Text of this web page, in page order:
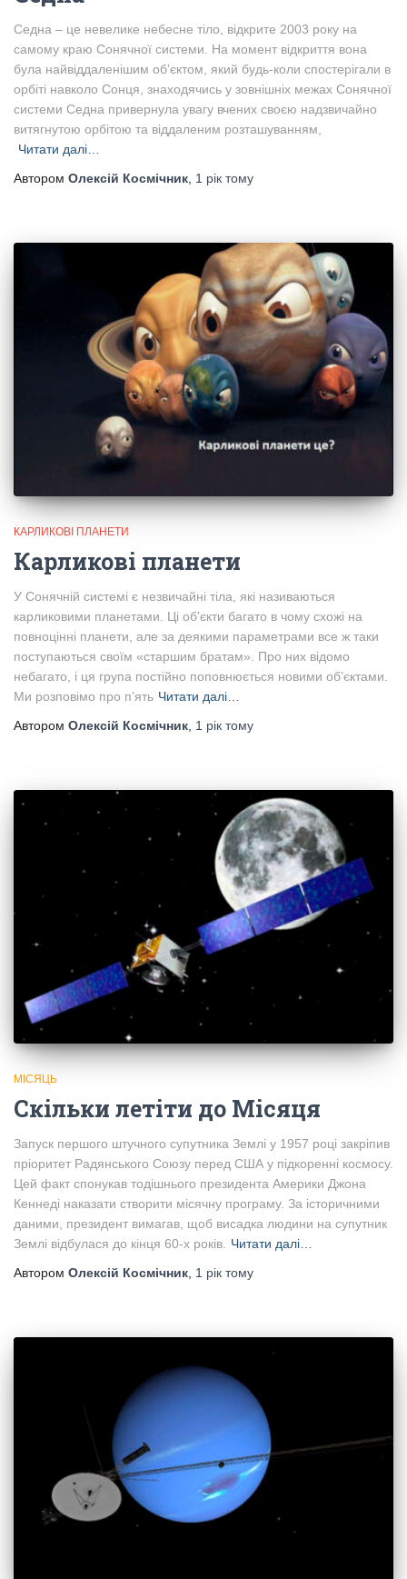
Седна – це невелике небесне тіло, відкрите 2003 року на
самому краю Сонячної системи​. На момент відкриття вона
була найвіддаленішим об’єктом, який будь-коли спостерігали в
орбіті навколо Сонця, знаходячись у зовнішніх межах Сонячної
системи​ Седна привернула увагу вчених своєю надзвичайно
витягнутою орбітою та віддаленим розташуванням,
Читати далі…
Автором Олексій Космічник, 1 рік тому
КАРЛИКОВІ ПЛАНЕТИ
Карликові планети
У Сонячній системі є незвичайні тіла, які називаються
карликовими планетами. Ці об’єкти багато в чому схожі на
повноцінні планети, але за деякими параметрами все ж таки
поступаються своїм «старшим братам». Про них відомо
небагато, і ця група постійно поповнюється новими об’єктами.
Ми розповімо про п’ять Читати далі…
Автором Олексій Космічник 1 рік тому
МІСЯЦЬ
Скільки летіти до Місяця
Запуск першого штучного супутника Землі у 1957 році закріпив
пріоритет Радянського Союзу перед США у підкоренні космосу.
Цей факт спонукав тодішнього президента Америки Джона
Кеннеді наказати створити місячну програму. За історичними
даними, президент вимагав, щоб висадка людини на супутник
Землі відбулася до кінця 60-х років.
Читати далі…
Автором Олексій Космічник 1 рік тому